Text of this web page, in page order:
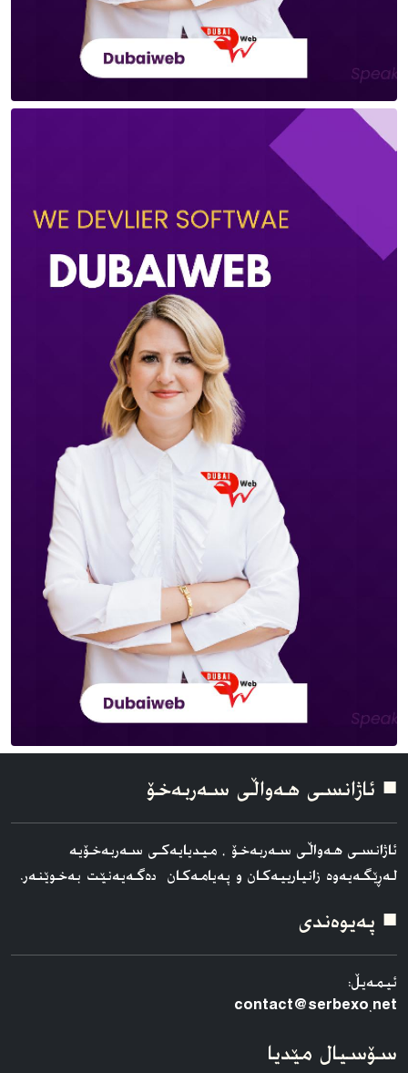
■ ئاژانسی هه‌واڵی سه‌ربه‌خۆ
ئاژانسی هه‌واڵی سه‌ربه‌خۆ ، میدیایەکی سەربەخۆیە
لەڕێگەیەوە زانیارییەکان و پەیامەکان دەگەیەنێت بەخوێنەر.
■ په‌یوه‌ندی
ئیمەیڵ:
contact@serbexo.net
سۆسیال مێدیا